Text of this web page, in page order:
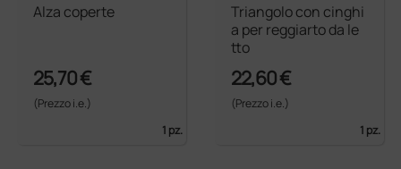
Alza coperte
25,70 €
(Prezzo i.e.)
1 pz.
Triangolo con cinghi
a per reggiarto da le
tto
22,60 €
(Prezzo i.e.)
1 pz.